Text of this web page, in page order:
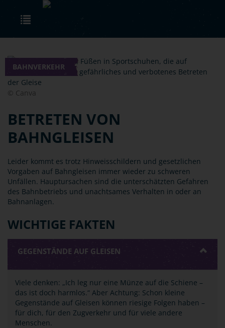
Skip to main content
BAHNVERKEHR
© Canva
BETRETEN VON
BAHNGLEISEN
Leider kommt es trotz Hinweisschildern und gesetzlichen
Vorgaben auf Bahngleisen immer wieder zu schweren
Unfällen. Hauptursachen sind die unterschätzten Gefahren
des Bahnbetriebs und unachtsames Verhalten in oder an
Bahnanlagen.
WICHTIGE FAKTEN
GEGENSTÄNDE AUF GLEISEN
Viele denken: „Ich leg nur eine Münze auf die Schiene –
das ist doch harmlos.“ Aber Achtung: Schon kleine
Gegenstände auf Gleisen können riesige Folgen haben –
für dich, für den Zugverkehr und für viele andere
Menschen.